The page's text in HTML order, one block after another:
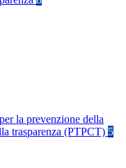
la prevenzione della
trasparenza (PTPCT) 5